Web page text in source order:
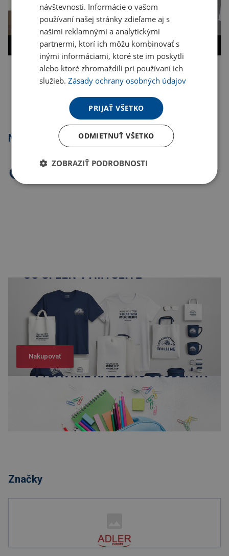
Kopírovať odkaz
Najpredávanejšie
Nakupovať
Značky
návštevnosti. Informácie o vašom
používaní našej stránky zdieľame aj s
našimi reklamnými a analytickými
partnermi, ktorí ich môžu kombinovať s
inými informáciami, ktoré ste im poskytli
alebo ktoré zhromaždili pri používaní ich
služieb.Zásady ochrany osobných údajov
PRIJAŤ VŠETKO
ODMIETNUŤ VŠETKO
ZOBRAZIŤ PODROBNOSTI